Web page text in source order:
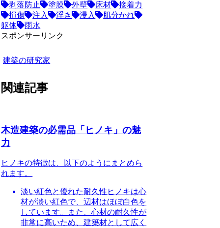
剥落防止
塗膜 外壁 床材
接着力
損傷
注入 浮き 浸入
肌分かれ
躯体
雨水
スポンサーリンク
建築の研究家
関連記事
木造建築の必需品「ヒノキ」の魅
力
ヒノキの特徴は、以下のようにまとめら
れます。
淡い紅色と優れた耐久性 ヒノキは心
材が淡い紅色で、辺材はほぼ白色を
しています。また、心材の耐久性が
非常に高いため、建築材として広く